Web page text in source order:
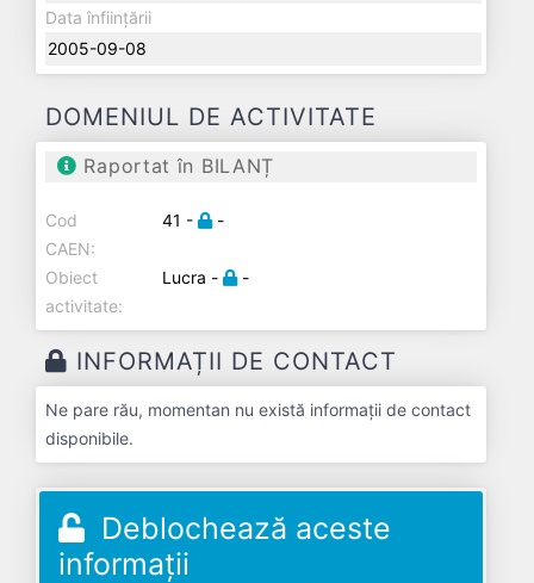
Data înființării
2005-09-08
DOMENIUL DE ACTIVITATE
Raportat în BILANȚ
Cod
CAEN:
41 - -
Obiect
activitate:
Lucra - -
INFORMAȚII DE CONTACT
Ne pare rău, momentan nu există informații de contact
disponibile.
Deblochează aceste
informații